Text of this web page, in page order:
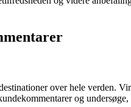
over hele verden.
og